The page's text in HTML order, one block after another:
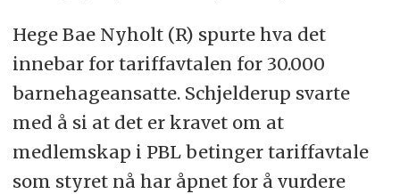
Hege Bae Nyholt (R) spurte hva det
innebar for tariffavtalen for 30.000
barnehageansatte. Schjelderup svarte
med å si at det er kravet om at
medlemskap i PBL betinger tariffavtale
som styret nå har åpnet for å vurdere